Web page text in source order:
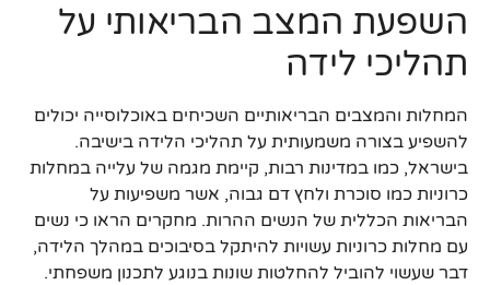
השפעת המצב הבריאותי על
תהליכי לידה
המחלות והמצבים הבריאותיים השכיחים באוכלוסייה יכולים
להשפיע בצורה משמעותית על תהליכי הלידה בישיבה.
בישראל, כמו במדינות רבות, קיימת מגמה של עלייה במחלות
כרוניות כמו סוכרת ולחץ דם גבוה, אשר משפיעות על
הבריאות הכללית של הנשים ההרות. מחקרים הראו כי נשים
עם מחלות כרוניות עשויות להיתקל בסיבוכים במהלך הלידה,
דבר שעשוי להוביל להחלטות שונות בנוגע לתכנון משפחתי.